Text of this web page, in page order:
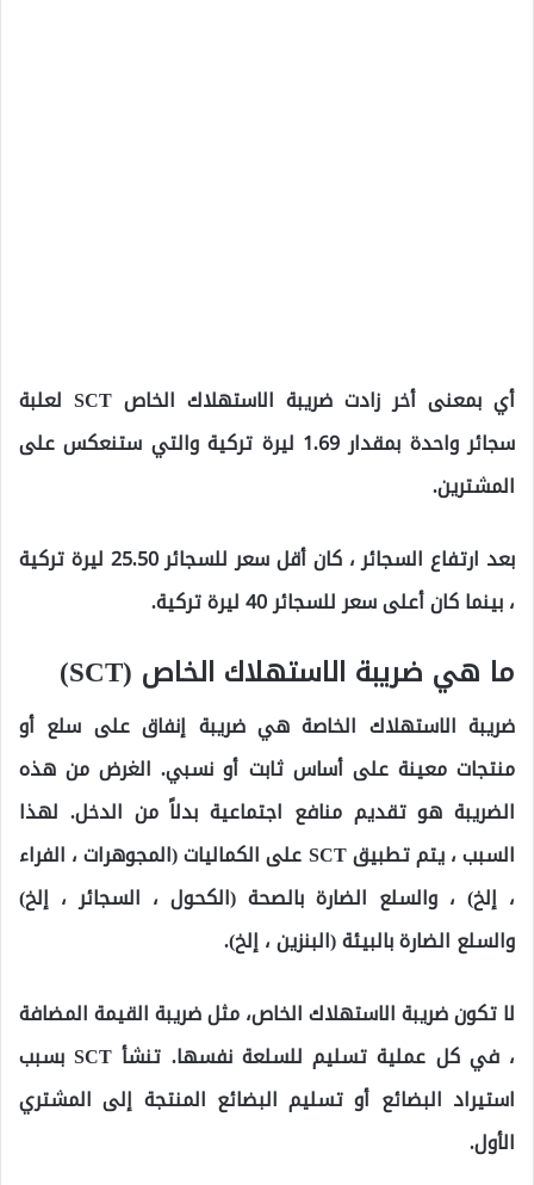
أي بمعنى أخر زادت ضريبة الاستهلاك الخاص SCT لعلبة
سجائر واحدة بمقدار 1.69 ليرة تركية والتي ستنعكس على
المشترين.
بعد ارتفاع السجائر ، كان أقل سعر للسجائر 25.50 ليرة تركية
، بينما كان أعلى سعر للسجائر 40 ليرة تركية.
ما هي ضريبة الاستهلاك الخاص (SCT)
ضريبة الاستهلاك الخاصة هي ضريبة إنفاق على سلع أو
منتجات معينة على أساس ثابت أو نسبي. الغرض من هذه
الضريبة هو تقديم منافع اجتماعية بدلاً من الدخل. لهذا
السبب ، يتم تطبيق SCT على الكماليات (المجوهرات ، الفراء
، إلخ) ، والسلع الضارة بالصحة (الكحول ، السجائر ، إلخ)
والسلع الضارة بالبيئة (البنزين ، إلخ).
لا تكون ضريبة الاستهلاك الخاص، مثل ضريبة القيمة المضافة
، في كل عملية تسليم للسلعة نفسها. تنشأ SCT بسبب
استيراد البضائع أو تسليم البضائع المنتجة إلى المشتري
الأول.